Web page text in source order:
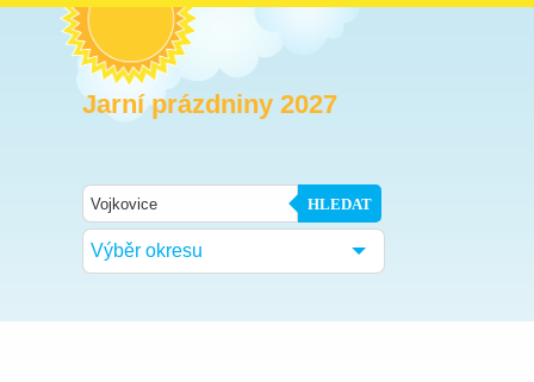
Jarní prázdniny 2027
HLEDAT
Výběr okresu